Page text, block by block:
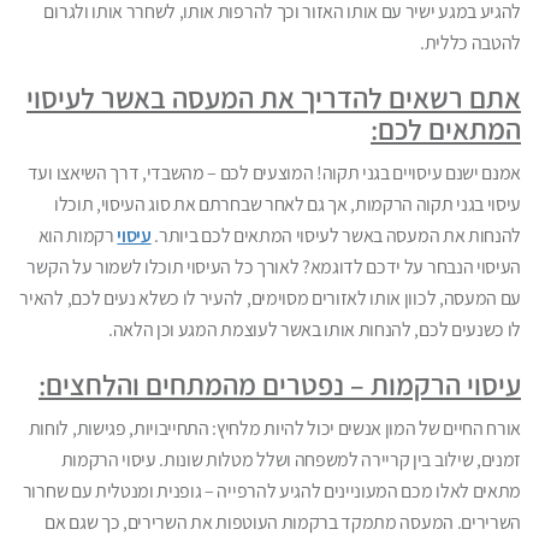
להגיע במגע ישיר עם אותו האזור וכך להרפות אותו, לשחרר אותו ולגרום
להטבה כללית.
אתם רשאים להדריך את המעסה באשר לעיסוי
המתאים לכם:
אמנם ישנם עיסויים בגני תקוה! המוצעים לכם – מהשבדי, דרך השיאצו ועד
עיסוי בגני תקוה הרקמות, אך גם לאחר שבחרתם את סוג העיסוי, תוכלו
להנחות את המעסה באשר לעיסוי המתאים לכם ביותר. עיסוי רקמות הוא
העיסוי הנבחר על ידכם לדוגמא? לאורך כל העיסוי תוכלו לשמור על הקשר
עם המעסה, לכוון אותו לאזורים מסוימים, להעיר לו כשלא נעים לכם, להאיר
לו כשנעים לכם, להנחות אותו באשר לעוצמת המגע וכן הלאה.
עיסוי הרקמות – נפטרים מהמתחים והלחצים:
אורח החיים של המון אנשים יכול להיות מלחיץ: התחייבויות, פגישות, לוחות
זמנים, שילוב בין קריירה למשפחה ושלל מטלות שונות. עיסוי הרקמות
מתאים לאלו מכם המעוניינים להגיע להרפייה – גופנית ומנטלית עם שחרור
השרירים. המעסה מתמקד ברקמות העוטפות את השרירים, כך שגם אם